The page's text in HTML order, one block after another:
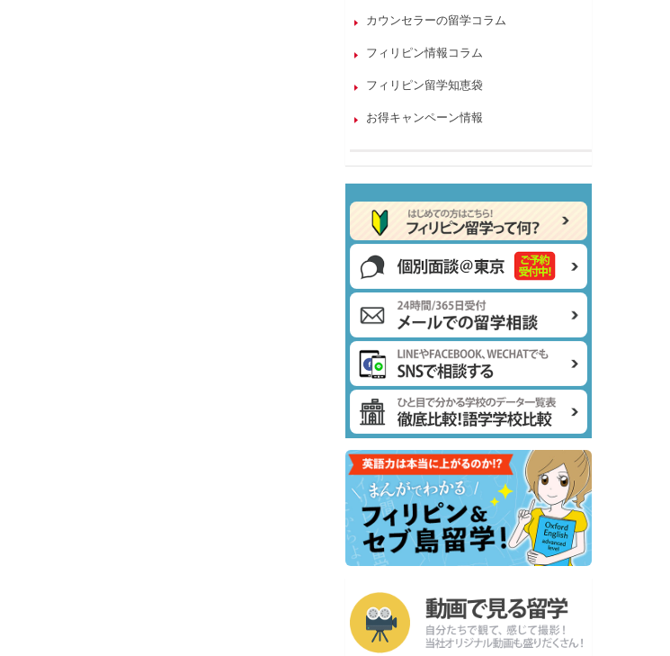
カウンセラーの留学コラム
フィリピン情報コラム
フィリピン留学知恵袋
お得キャンペーン情報